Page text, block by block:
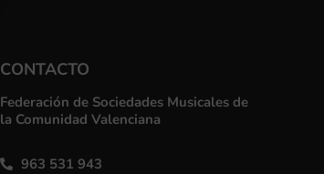
CONTACTO
Federación de Sociedades Musicales de
la Comunidad Valenciana
963 531 943